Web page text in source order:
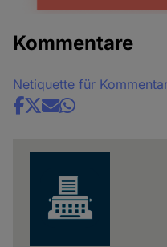
Kommentare
Netiquette für
Share